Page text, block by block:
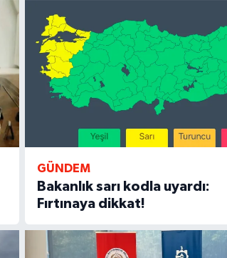
GÜNDEM
Bakanlık sarı kodla uyardı:
Fırtınaya dikkat!